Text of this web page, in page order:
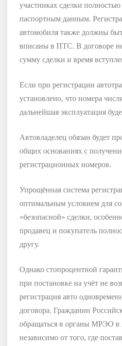
участниках сделки полностью
паспортным данным.
автомобиля также должны
вписаны в ПТС. В договоре
сумму сделки и время
Если при регистрации
установлено, что номера
дальнейшая эксплуатация
Автовладелец обязан будет
общих основаниях с
регистрационных номеров.
Упрощённая система
оптимальным условием для
«безопасной» сделки,
продавец и покупатель
другу.
Однако стопроцентной
при постановке на учёт не
регистрация авто
договора. Гражданин
обращаться в органы МРЭО в
независимо от того, где